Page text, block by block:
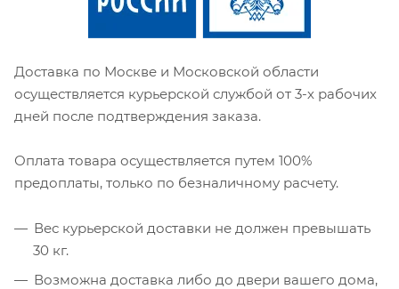
Доставка по Москве и Московской области
осуществляется курьерской службой от 3-х рабочих
дней после подтверждения заказа.
Оплата товара осуществляется путем 100%
предоплаты, только по безналичному расчету.
Вес курьерской доставки не должен превышать
30 кг.
Возможна доставка либо до двери вашего дома,